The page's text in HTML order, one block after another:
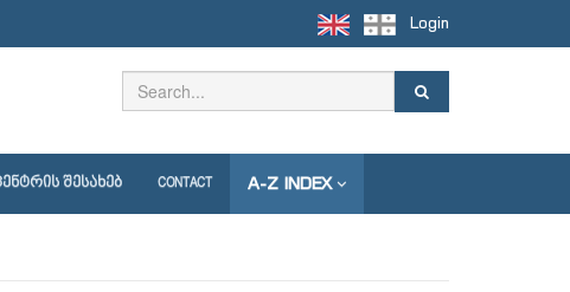
Login
ᲨᲔᲡᲐᲮᲔᲑ CONTACT A-Z INDEX